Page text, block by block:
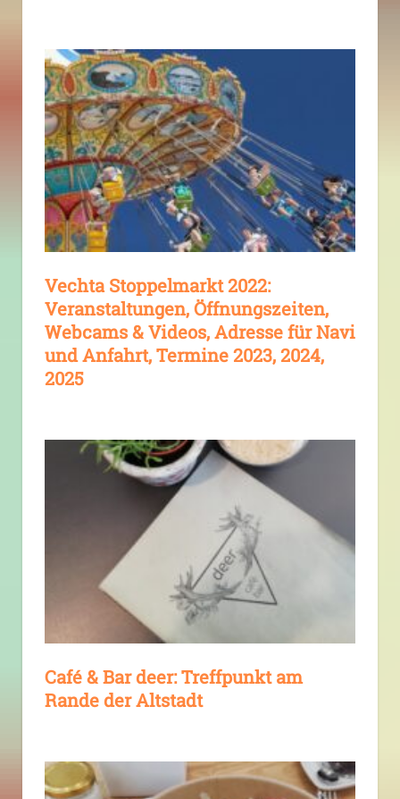
Vechta Stoppelmarkt 2022:
Veranstaltungen, Öffnungszeiten,
Webcams & Videos, Adresse für Navi
und Anfahrt, Termine 2023, 2024,
2025
Café & Bar deer: Treffpunkt am
Rande der Altstadt